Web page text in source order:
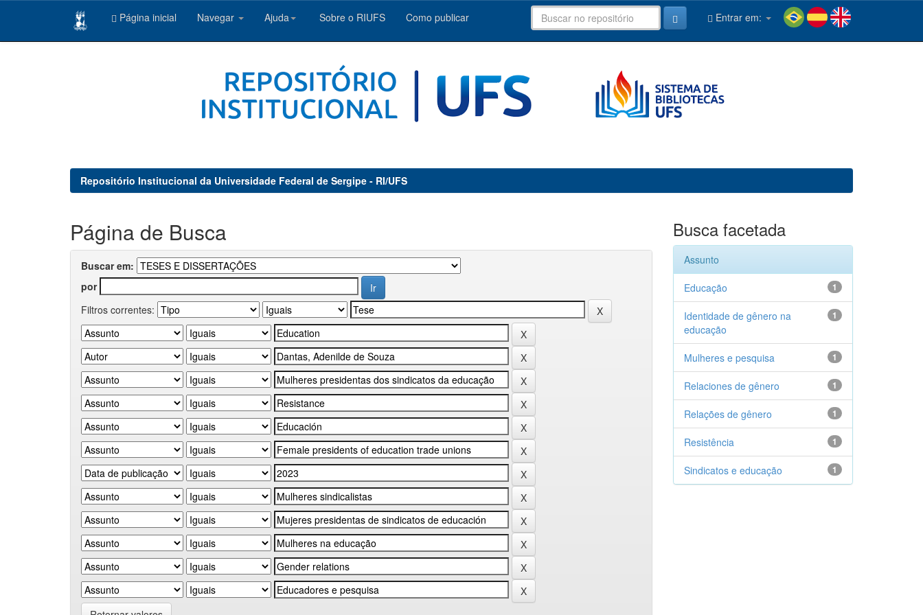
Página inicial Navegar Ajuda Sobre o RIUFS Como publicar Entrar em:
Repositório Institucional da Universidade Federal de Sergipe - RI/UFS
Página de Busca
Buscar em:
por
Filtros correntes:
Busca facetada
Assunto
1
Educação
1
Identidade de gênero na
educação
1
Mulheres e pesquisa
1
Relaciones de gênero
1
Relações de gênero
1
Resistência
1
Sindicatos e educação